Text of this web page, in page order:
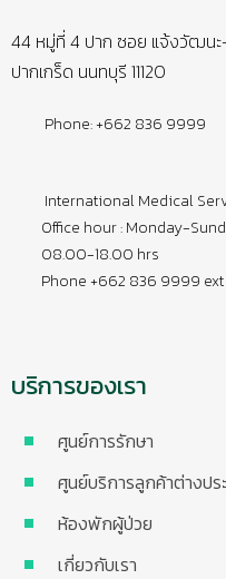
44 หมู่ที่ 4 ปาก ซอย แจ้งวัฒนะ
ปากเกร็ด นนทบุรี 11120
Phone: +662 836 9999
International Medical
Office hour : Monday-
08.00-18.00 hrs
Phone +662 836 9999 ext
บริการของเรา
ศูนย์การรักษา
ศูนย์บริการลูกค้าต่างปร
ห้องพักผู้ป่วย
เกี่ยวกับเรา